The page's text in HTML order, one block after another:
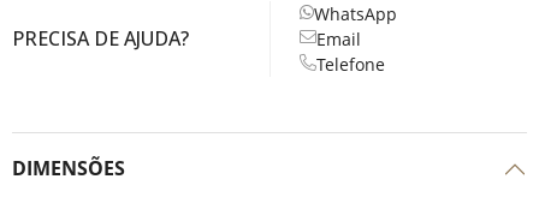
PRECISA DE AJUDA?
WhatsApp
Email
Telefone
DIMENSÕES